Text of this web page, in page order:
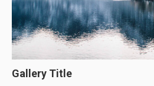
Gallery Title